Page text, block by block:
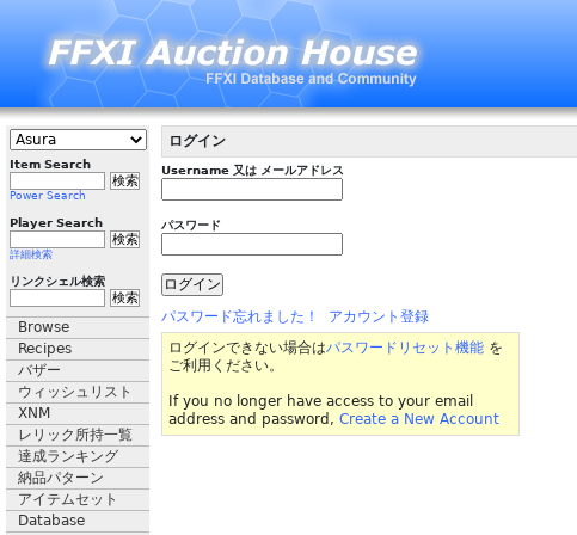
Item Search
Power Search
Player Search
詳細検索
リンクシェル検索
Browse
Recipes
バザー
ウィッシュリスト
XNM
レリック所持一覧
達成ランキング
納品パターン
アイテムセット
Database
ログイン
Username 又は メールアドレス
パスワード
パスワード忘れました！
アカウント登録
ログインできない場合はパスワードリセット機能 を
ご利用ください。
If you no longer have access to your email
address and password, Create a New Account